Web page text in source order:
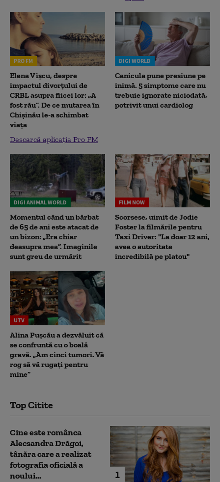
PRO FM
Elena Vîșcu, despre
impactul divorțului de
CRBL asupra fiicei lor: „A
fost rău”. De ce mutarea în
Chișinău le-a schimbat
viața
Descarcă aplicația Pro FM
DIGI WORLD
Canicula pune presiune pe
inimă. 5 simptome care nu
trebuie ignorate niciodată,
potrivit unui cardiolog
DIGI ANIMAL WORLD
Momentul când un bărbat
de 65 de ani este atacat de
un bizon: „Era chiar
deasupra mea”. Imaginile
sunt greu de urmărit
FILM NOW
Scorsese, uimit de Jodie
Foster la filmările pentru
Taxi Driver: "La doar 12 ani,
avea o autoritate
incredibilă pe platou"
UTV
Alina Pușcău a dezvăluit că
se confruntă cu o boală
gravă. „Am cinci tumori. Vă
rog să vă rugați pentru
mine”
Top Citite
1
Cine este românca
Alecsandra Drăgoi,
tânăra care a realizat
fotografia oficială a
noului...